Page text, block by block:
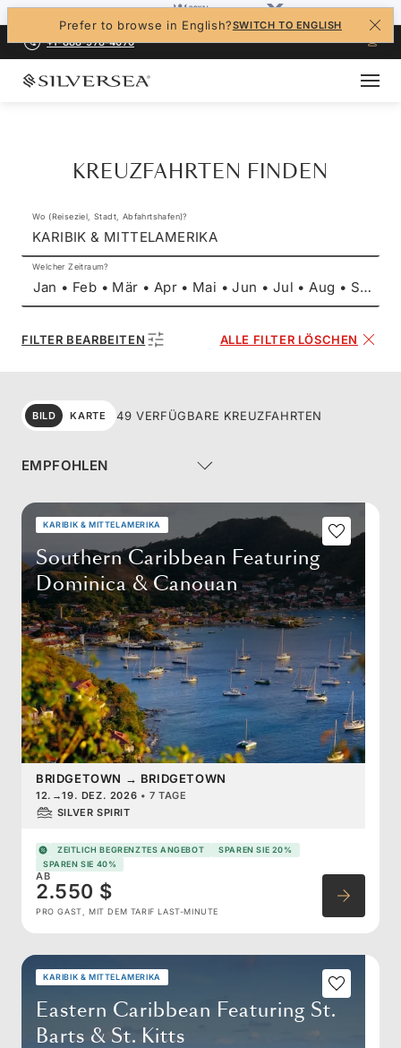
Prefer to browse in English?SWITCH TO ENGLISH
+1-888-978-4070
KREUZFAHRTEN FINDEN
Wo (Reiseziel, Stadt, Abfahrtshafen)?
KARIBIK & MITTELAMERIKA
Welcher Zeitraum?
Jan • Feb • Mär • Apr • Mai • Jun • Jul • Aug • Sep •
FILTER BEARBEITEN ALLE FILTER LÖSCHEN
BILD KARTE 49 VERFÜGBARE KREUZFAHRTEN
KARIBIK & MITTELAMERIKA
Southern Caribbean Featuring
Dominica & Canouan
BRIDGETOWN → BRIDGETOWN
12. →19. DEZ. 2026 •7 TAGE
SILVER SPIRIT
ZEITLICH BEGRENZTES ANGEBOT
SPAREN SIE 20%
SPAREN SIE 40%
AB
2.550 $
PRO GAST, MIT DEM TARIF LAST-MINUTE
KARIBIK & MITTELAMERIKA
Eastern Caribbean Featuring St.
Barts & St. Kitts